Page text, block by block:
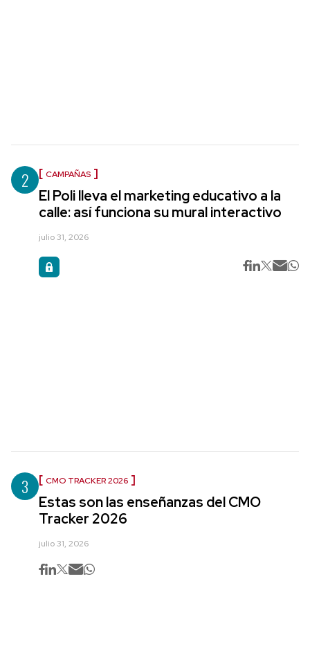
2 CAMPAÑAS
El Poli lleva el marketing educativo a la
calle: así funciona su mural interactivo
julio 31, 2026
3 CMO TRACKER 2026
Estas son las enseñanzas del CMO
Tracker 2026
julio 31, 2026